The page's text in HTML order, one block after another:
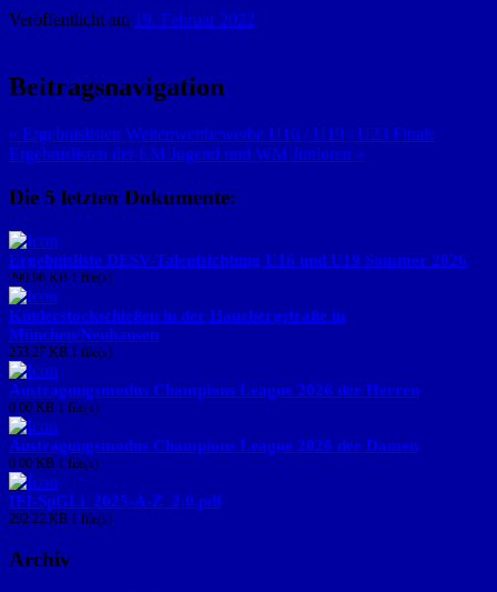
Veröffentlicht am 19. Februar 2022
Beitragsnavigation
« Ergebnislisten Weitenwettbewerbe U16 / U19 / U23 Finale
Ergebnislisten der EM Jugend und WM Junioren »
Die 5 letzten Dokumente:
Ergebnisliste DESV-Talentsichtung U16 und U19 Sommer 2026
290.98 KB 1 file(s)
Kinderstockschießen in der Hanebergstraße in
München/Neuhausen
253.27 KB 1 file(s)
Austragungsmodus Champions League 2026 der Herren
0.00 KB 1 file(s)
Austragungsmodus Champions League 2026 der Damen
0.00 KB 1 file(s)
IFI-SpGLi_2025-A-Z_2.0.pdf
292.22 KB 1 file(s)
Archiv